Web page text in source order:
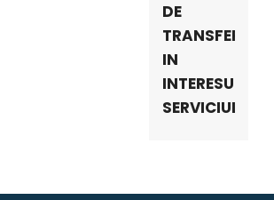
DE
TRANSFER
IN
INTERESUL
SERVICIULUI